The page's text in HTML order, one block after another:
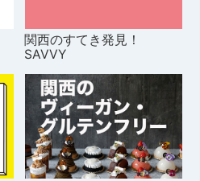
関西のすてき発見！
SAVVY